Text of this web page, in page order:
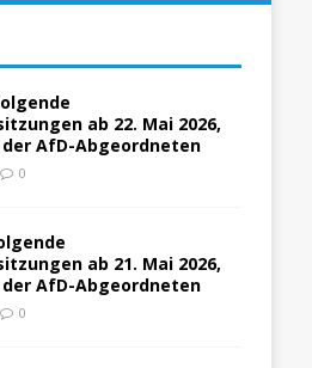
ab 22. Mai 2026,
AfD-Abgeordneten
0
ab 21. Mai 2026,
AfD-Abgeordneten
0